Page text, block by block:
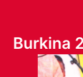
Burkina